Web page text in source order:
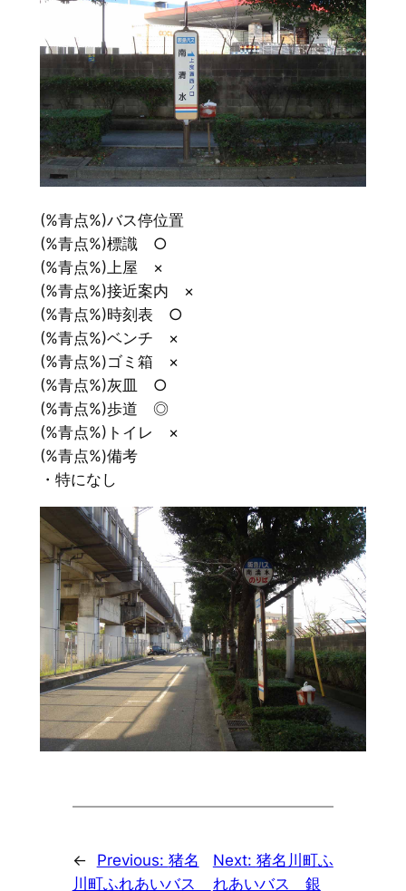
(%青点%)バス停位置
(%青点%)標識 ○
(%青点%)上屋 ×
(%青点%)接近案内 ×
(%青点%)時刻表 ○
(%青点%)ベンチ ×
(%青点%)ゴミ箱 ×
(%青点%)灰皿 ○
(%青点%)歩道 ◎
(%青点%)トイレ ×
(%青点%)備考
・特になし
← Previous: 猪名
川町ふれあいバス
Next: 猪名川町ふ
れあいバス 銀